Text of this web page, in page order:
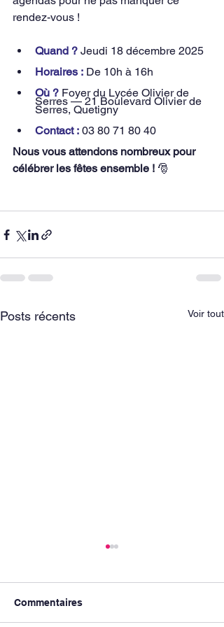
rendez-vous !
Quand ? Jeudi 18 décembre 2025
Horaires : De 10h à 16h
Où ? Foyer du Lycée Olivier de
Serres — 21 Boulevard Olivier de
Serres, Quetigny
Contact : 03 80 71 80 40
Nous vous attendons nombreux pour
célébrer les fêtes ensemble ! 🎅
Posts récents Voir tout
Commentaires